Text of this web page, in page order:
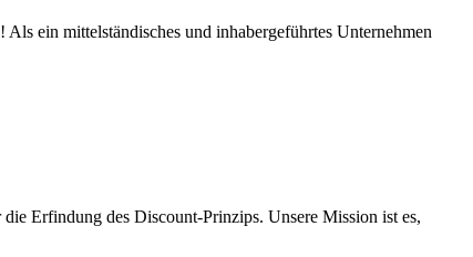
ein mittelständisches und inhabergeführtes Unternehmen
Erfindung des Discount-Prinzips. Unsere Mission ist es,